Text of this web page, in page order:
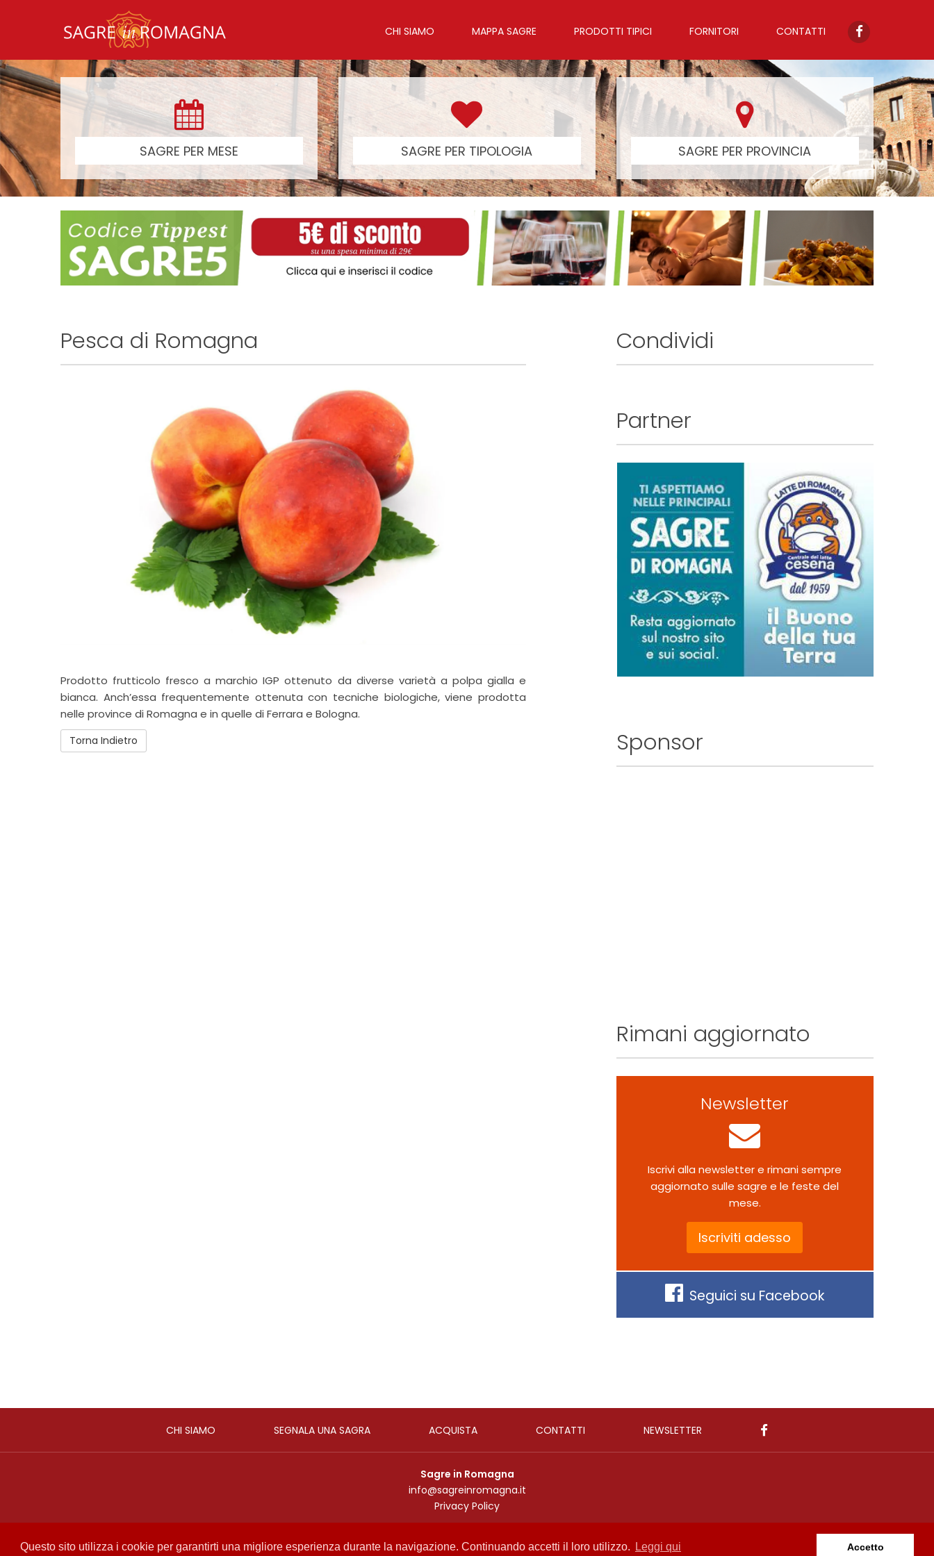
Questo sito utilizza i cookie per garantirti una migliore esperienza durante la navigazione. Continuando accetti il loro utilizzo. Leggi qui Accetto
CHI SIAMO MAPPA SAGRE PRODOTTI TIPICI FORNITORI CONTATTI
SAGRE PER MESE SAGRE PER TIPOLOGIA SAGRE PER PROVINCIA
Pesca di Romagna
Prodotto frutticolo fresco a marchio IGP ottenuto da diverse varietà a polpa gialla e
bianca. Anch’essa frequentemente ottenuta con tecniche biologiche, viene prodotta
nelle province di Romagna e in quelle di Ferrara e Bologna.
Torna Indietro
Condividi
Partner
Sponsor
Rimani aggiornato
Newsletter
Iscrivi alla newsletter e rimani sempre
aggiornato sulle sagre e le feste del
mese.
Iscriviti adesso
Seguici su Facebook
CHI SIAMO SEGNALA UNA SAGRA ACQUISTA CONTATTI NEWSLETTER
Sagre in Romagna
info@sagreinromagna.it
Privacy Policy